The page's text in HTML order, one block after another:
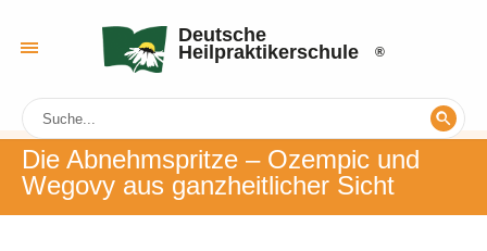
Deutsche
Heilpraktikerschule
Die Abnehmspritze – Ozempic und
Wegovy aus ganzheitlicher Sicht